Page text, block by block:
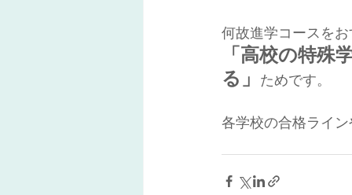
何故進学コースを
「高校の特
る」 ためです。
各学校の合格ライ